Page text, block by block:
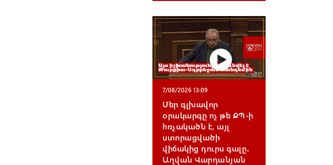
7/08/2026 13:09
Մեր գլխավոր
օրակարգը ոչ թե ՔՊ-ի
հռչակածն է, այլ
ստորացվածի
վիճակից դուրս գալը․
Աղվան Վարդանյան